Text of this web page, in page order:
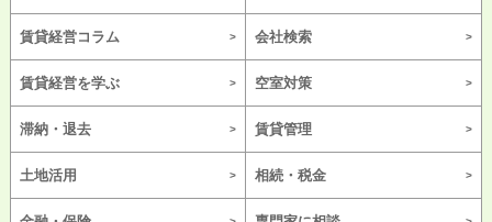
賃貸経営コラム 会社検索
賃貸経営を学ぶ 空室対策
滞納・退去 賃貸管理
土地活用 相続・税金